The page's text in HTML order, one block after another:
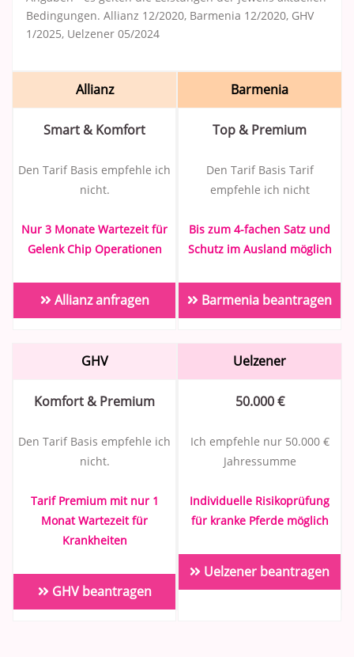
Bedingungen. Allianz 12/2020, Barmenia 12/2020, GHV
1/2025, Uelzener 05/2024
Allianz
Smart & Komfort
Den Tarif Basis empfehle ich
nicht.
Nur 3 Monate Wartezeit für
Gelenk Chip Operationen
Allianz anfragen
Barmenia
Top & Premium
Den Tarif Basis Tarif
empfehle ich nicht
Bis zum 4-fachen Satz und
Schutz im Ausland möglich
Barmenia beantragen
GHV
Komfort & Premium
Den Tarif Basis empfehle ich
nicht.
Tarif Premium mit nur 1
Monat Wartezeit für
Krankheiten
GHV beantragen
Uelzener
50.000 €
Ich empfehle nur 50.000 €
Jahressumme
Individuelle Risikoprüfung
für kranke Pferde möglich
Uelzener beantragen